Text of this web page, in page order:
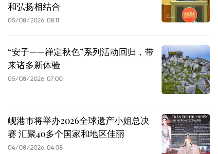
和弘扬相结合
05/08/2026 08:11
“安子——禅定秋色”系列活动回归，带
来诸多新体验
05/08/2026 07:00
岘港市将举办2026全球遗产小姐总决
赛 汇聚40多个国家和地区佳丽
04/08/2026 04:08